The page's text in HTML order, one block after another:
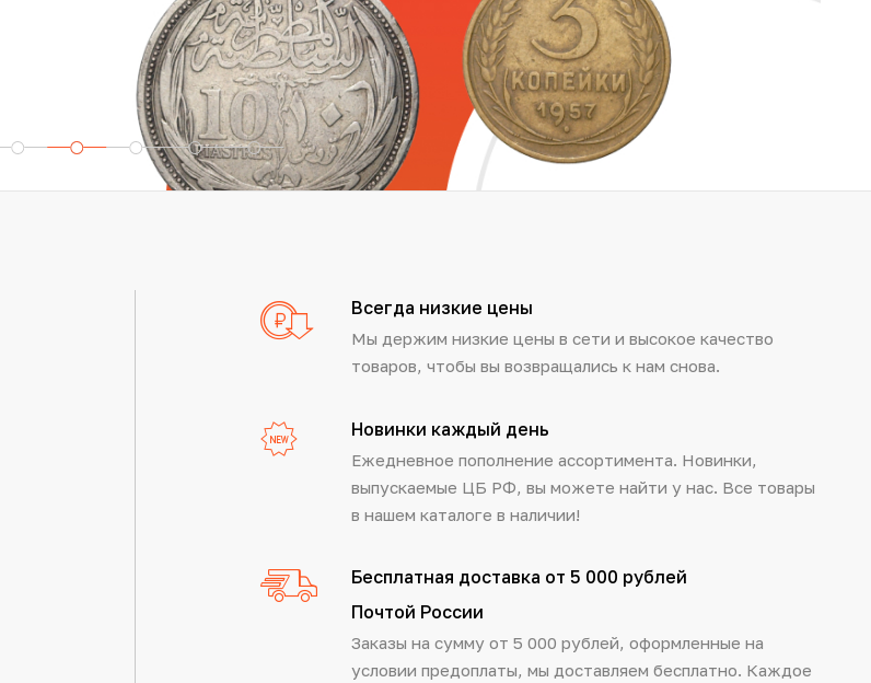
Всегда низкие цены
Мы держим низкие цены в сети и высокое качество
товаров, чтобы вы возвращались к нам снова.
Новинки каждый день
Ежедневное пополнение ассортимента. Новинки,
выпускаемые ЦБ РФ, вы можете найти у нас. Все товары
в нашем каталоге в наличии!
Бесплатная доставка от 5 000 рублей
Почтой России
Заказы на сумму от 5 000 рублей, оформленные на
условии предоплаты, мы доставляем бесплатно. Каждое